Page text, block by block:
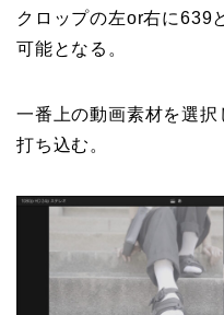
クロップの左or右に639
可能となる。
一番上の動画素材を選
打ち込む。